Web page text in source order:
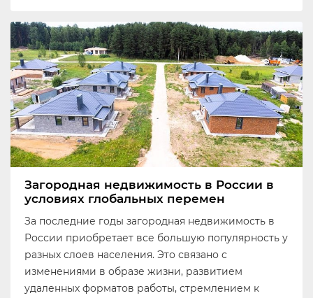
Загородная недвижимость в России в
условиях глобальных перемен
За последние годы загородная недвижимость в
России приобретает все большую популярность у
разных слоев населения. Это связано с
изменениями в образе жизни, развитием
удаленных форматов работы, стремлением к